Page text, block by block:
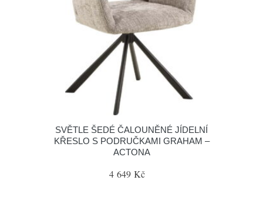
SVĚTLE ŠEDÉ ČALOUNĚNÉ JÍDELNÍ
KŘESLO S PODRUČKAMI GRAHAM –
ACTONA
4 649 Kč